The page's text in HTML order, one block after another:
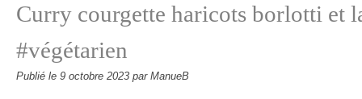
Curry courgette haricots borlotti et
#végétarien
Publié le 9 octobre 2023 par ManueB